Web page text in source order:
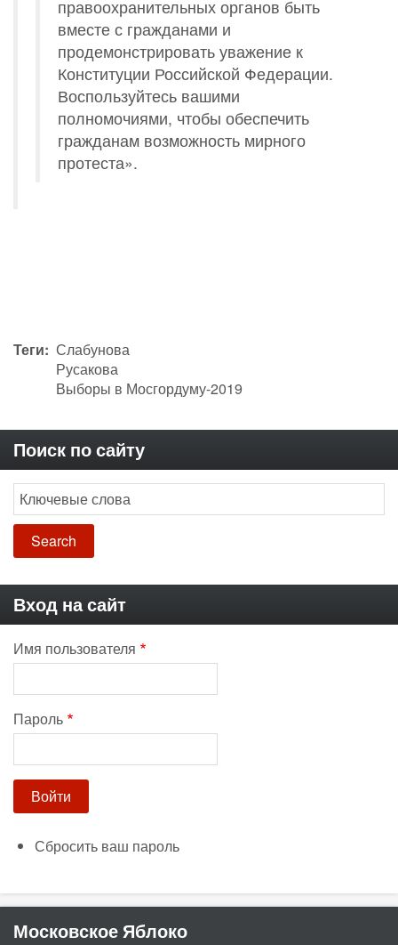
правоохранительных органов быть
вместе с гражданами и
продемонстрировать уважение к
Конституции Российской Федерации.
Воспользуйтесь вашими
полномочиями, чтобы обеспечить
гражданам возможность мирного
протеста».
Теги
Слабунова
Русакова
Выборы в Мосгордуму-2019
Поиск по сайту
Search
Вход на сайт
Имя пользователя
Пароль
Сбросить ваш пароль
Московское Яблоко